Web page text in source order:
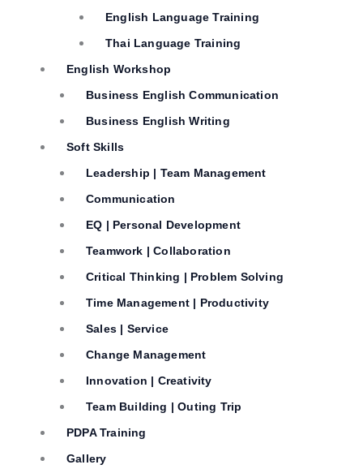
English Language Training
Thai Language Training
English Workshop
Business English Communication
Business English Writing
Soft Skills
Leadership | Team Management
Communication
EQ | Personal Development
Teamwork | Collaboration
Critical Thinking | Problem Solving
Time Management | Productivity
Sales | Service
Change Management
Innovation | Creativity
Team Building | Outing Trip
PDPA Training
Gallery